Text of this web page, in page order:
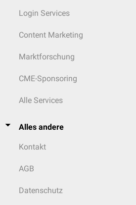
Login Services
Content Marketing
Marktforschung
CME-Sponsoring
Alle Services
Alles andere
Kontakt
AGB
Datenschutz